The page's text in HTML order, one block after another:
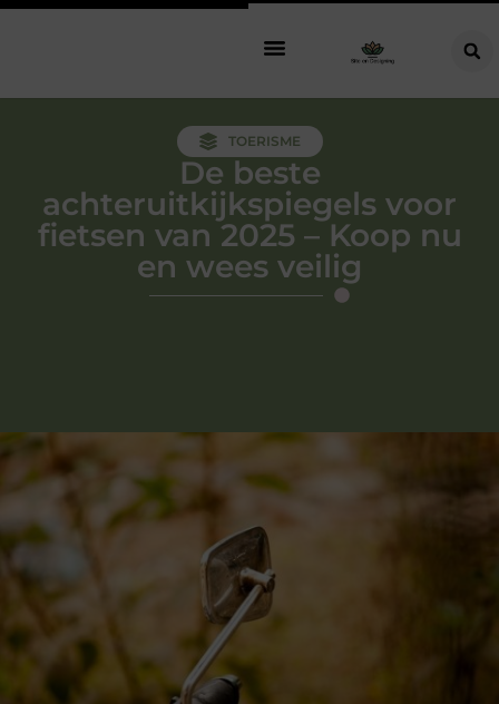
TOERISME
De beste
achteruitkijkspiegels voor
fietsen van 2025 – Koop nu
en wees veilig